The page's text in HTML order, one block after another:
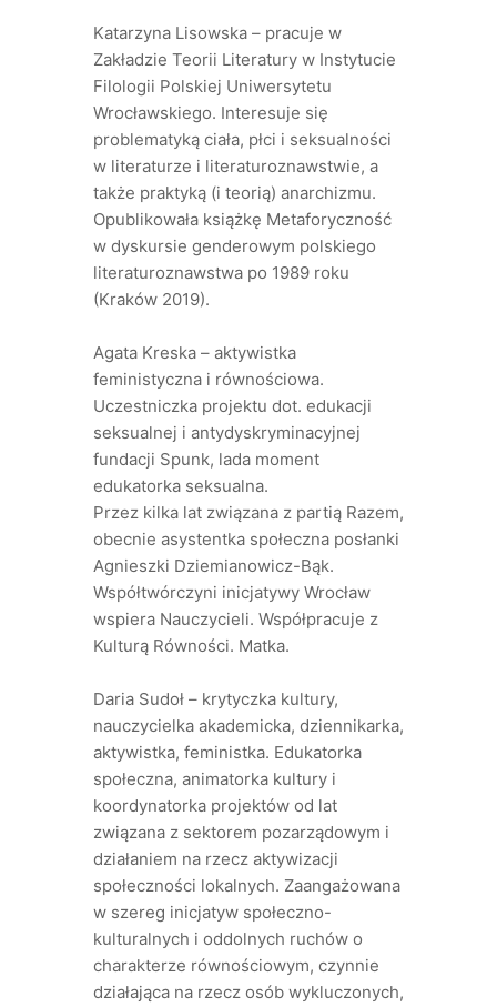
Katarzyna Lisowska – pracuje w
Zakładzie Teorii Literatury w Instytucie
Filologii Polskiej Uniwersytetu
Wrocławskiego. Interesuje się
problematyką ciała, płci i seksualności
w literaturze i literaturoznawstwie, a
także praktyką (i teorią) anarchizmu.
Opublikowała książkę Metaforyczność
w dyskursie genderowym polskiego
literaturoznawstwa po 1989 roku
(Kraków 2019).
Agata Kreska – aktywistka
feministyczna i równościowa.
Uczestniczka projektu dot. edukacji
seksualnej i antydyskryminacyjnej
fundacji Spunk, lada moment
edukatorka seksualna.
Przez kilka lat związana z partią Razem,
obecnie asystentka społeczna posłanki
Agnieszki Dziemianowicz-Bąk.
Współtwórczyni inicjatywy Wrocław
wspiera Nauczycieli. Współpracuje z
Kulturą Równości. Matka.
Daria Sudoł – krytyczka kultury,
nauczycielka akademicka, dziennikarka,
aktywistka, feministka. Edukatorka
społeczna, animatorka kultury i
koordynatorka projektów od lat
związana z sektorem pozarządowym i
działaniem na rzecz aktywizacji
społeczności lokalnych. Zaangażowana
w szereg inicjatyw społeczno-
kulturalnych i oddolnych ruchów o
charakterze równościowym, czynnie
działająca na rzecz osób wykluczonych,